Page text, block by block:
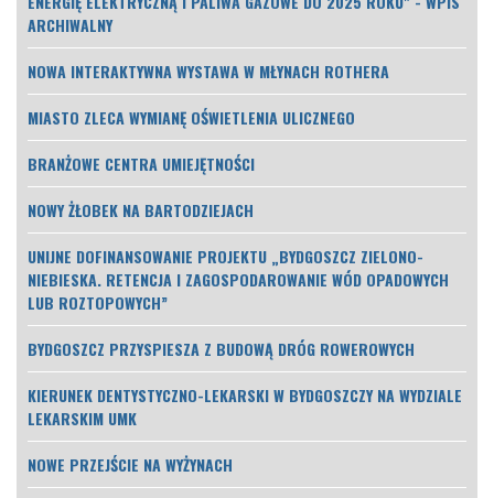
ARCHIWALNY
NOWA INTERAKTYWNA WYSTAWA W MŁYNACH ROTHERA
MIASTO ZLECA WYMIANĘ OŚWIETLENIA ULICZNEGO
BRANŻOWE CENTRA UMIEJĘTNOŚCI
NOWY ŻŁOBEK NA BARTODZIEJACH
UNIJNE DOFINANSOWANIE PROJEKTU „BYDGOSZCZ ZIELONO-
NIEBIESKA. RETENCJA I ZAGOSPODAROWANIE WÓD OPADOWYCH
LUB ROZTOPOWYCH”
BYDGOSZCZ PRZYSPIESZA Z BUDOWĄ DRÓG ROWEROWYCH
KIERUNEK DENTYSTYCZNO-LEKARSKI W BYDGOSZCZY NA WYDZIALE
LEKARSKIM UMK
NOWE PRZEJŚCIE NA WYŻYNACH